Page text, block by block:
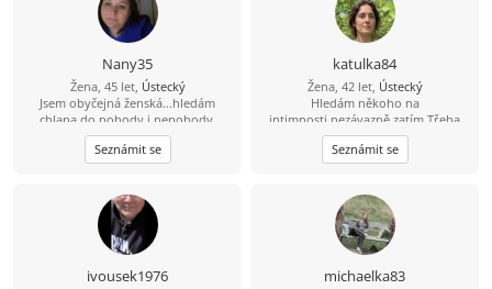
Nany35
Žena, 45 let, Ústecký
Jsem obyčejná ženská...hledám
chlapa do pohody i nepohody.
Takového,který dá přednost rodině
před hospodou a kamarády :-)
Seznámit se
katulka84
Žena, 42 let, Ústecký
Hledám někoho na
intimnosti,nezávazně zatím.Třeba
časem i něco víc.Fotku pošlu
soukromě. Ráda poznávám nová
místa a nové lidi.
Seznámit se
ivousek1976 michaelka83